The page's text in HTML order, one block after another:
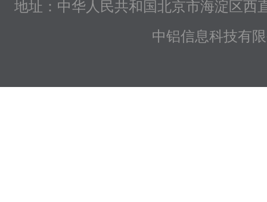
地址：中华人民共和国北京市海淀区西
中铝信息科技有